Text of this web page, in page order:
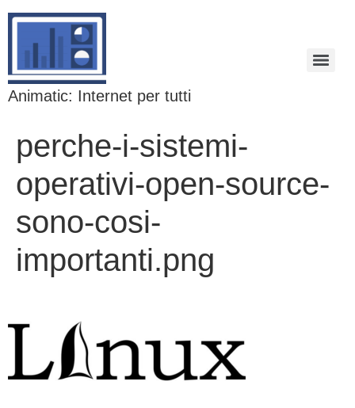
Animatic: Internet per tutti
perche-i-sistemi-
operativi-open-source-
sono-cosi-
importanti.png